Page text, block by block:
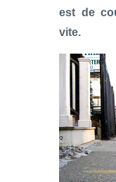
est de
vite.